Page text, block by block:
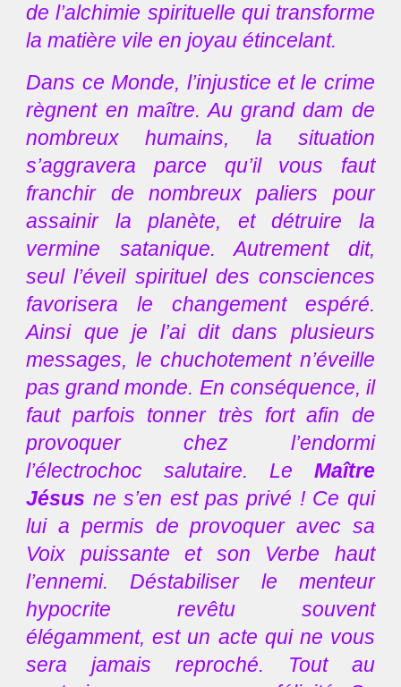
de l’alchimie spirituelle qui transforme
la matière vile en joyau étincelant.
Dans ce Monde, l’injustice et le crime
règnent en maître. Au grand dam de
nombreux humains, la situation
s’aggravera parce qu’il vous faut
franchir de nombreux paliers pour
assainir la planète, et détruire la
vermine satanique. Autrement dit,
seul l’éveil spirituel des consciences
favorisera le changement espéré.
Ainsi que je l’ai dit dans plusieurs
messages, le chuchotement n’éveille
pas grand monde. En conséquence, il
faut parfois tonner très fort afin de
provoquer chez l’endormi
l’électrochoc salutaire. Le Maître
Jésus ne s’en est pas privé ! Ce qui
lui a permis de provoquer avec sa
Voix puissante et son Verbe haut
l’ennemi. Déstabiliser le menteur
hypocrite revêtu souvent
élégamment, est un acte qui ne vous
sera jamais reproché. Tout au